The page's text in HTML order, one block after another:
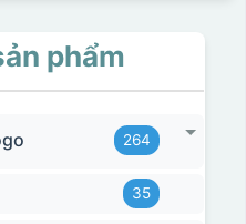
phẩm
264
35